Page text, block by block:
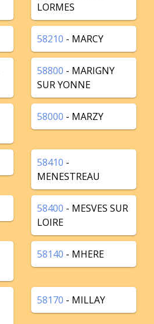
LORMES
58210 - MARCY
58800 - MARIGNY
SUR YONNE
58000 - MARZY
58410 -
MENESTREAU
58400 - MESVES SUR
LOIRE
58140 - MHERE
58170 - MILLAY